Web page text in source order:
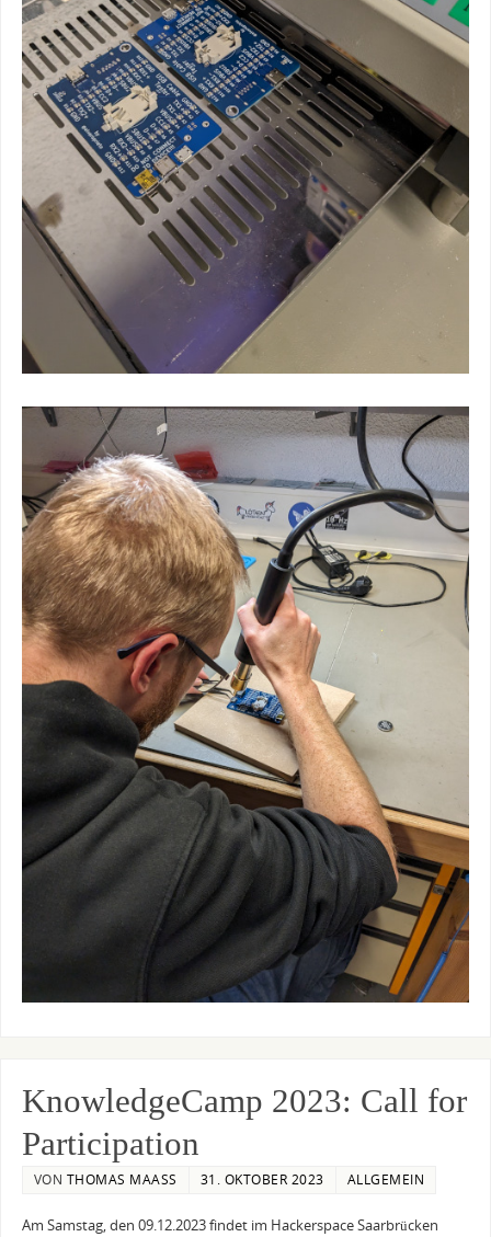
KnowledgeCamp 2023: Call for
Participation
VON THOMAS MAASS 31. OKTOBER 2023 ALLGEMEIN
Am Samstag, den 09.12.2023 findet im Hackerspace Saarbrücken